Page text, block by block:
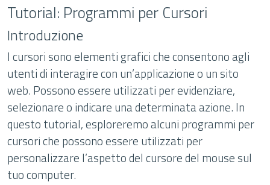
Tutorial: Programmi per Cursori
Introduzione
I cursori sono elementi grafici che consentono agli
utenti di interagire con un’applicazione o un sito
web. Possono essere utilizzati per evidenziare,
selezionare o indicare una determinata azione. In
questo tutorial, esploreremo alcuni programmi per
cursori che possono essere utilizzati per
personalizzare l’aspetto del cursore del mouse sul
tuo computer.